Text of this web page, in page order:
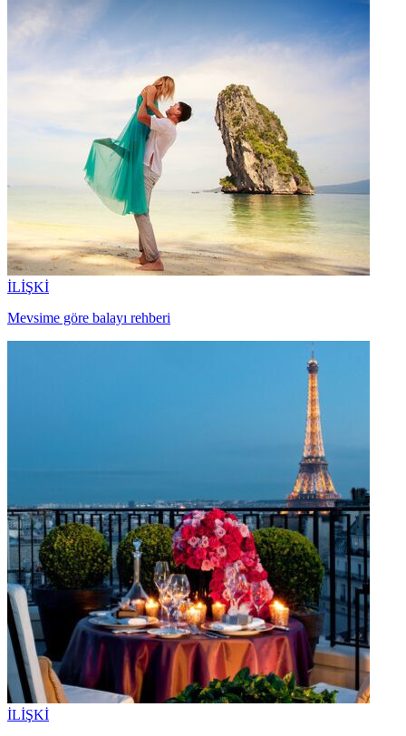
İLİŞKİ
Mevsime göre balayı rehberi
İLİŞKİ